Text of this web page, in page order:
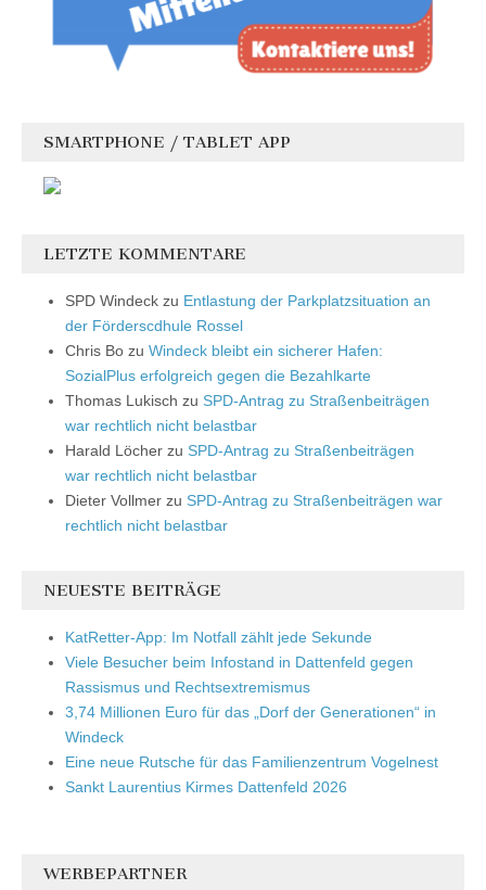
SMARTPHONE / TABLET APP
LETZTE KOMMENTARE
SPD Windeck zu Entlastung der Parkplatzsituation an
der Förderscdhule Rossel
Chris Bo zu Windeck bleibt ein sicherer Hafen:
SozialPlus erfolgreich gegen die Bezahlkarte
Thomas Lukisch zu SPD-Antrag zu Straßenbeiträgen
war rechtlich nicht belastbar
Harald Löcher zu SPD-Antrag zu Straßenbeiträgen
war rechtlich nicht belastbar
Dieter Vollmer zu SPD-Antrag zu Straßenbeiträgen war
rechtlich nicht belastbar
NEUESTE BEITRÄGE
KatRetter-App: Im Notfall zählt jede Sekunde
Viele Besucher beim Infostand in Dattenfeld gegen
Rassismus und Rechtsextremismus
3,74 Millionen Euro für das „Dorf der Generationen“ in
Windeck
Eine neue Rutsche für das Familienzentrum Vogelnest
Sankt Laurentius Kirmes Dattenfeld 2026
WERBEPARTNER